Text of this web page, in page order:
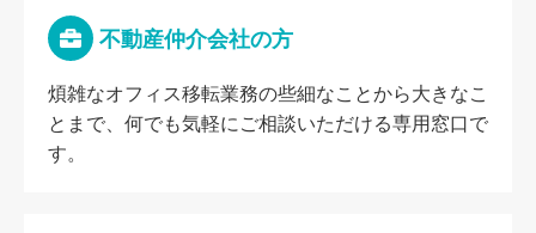
不動産仲介会社の方
煩雑なオフィス移転業務の些細なことから大きなこ
とまで、何でも気軽にご相談いただける専用窓口で
す。